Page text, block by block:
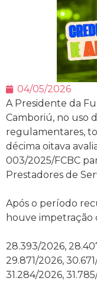
04/05/2026
A Presidente da
Camboriú, no uso
regulamentares,
décima oitava
003/2025/FCBC
Prestadores de
Após o período
houve impetração
28.393/2026,
29.871/2026,
31.284/2026,